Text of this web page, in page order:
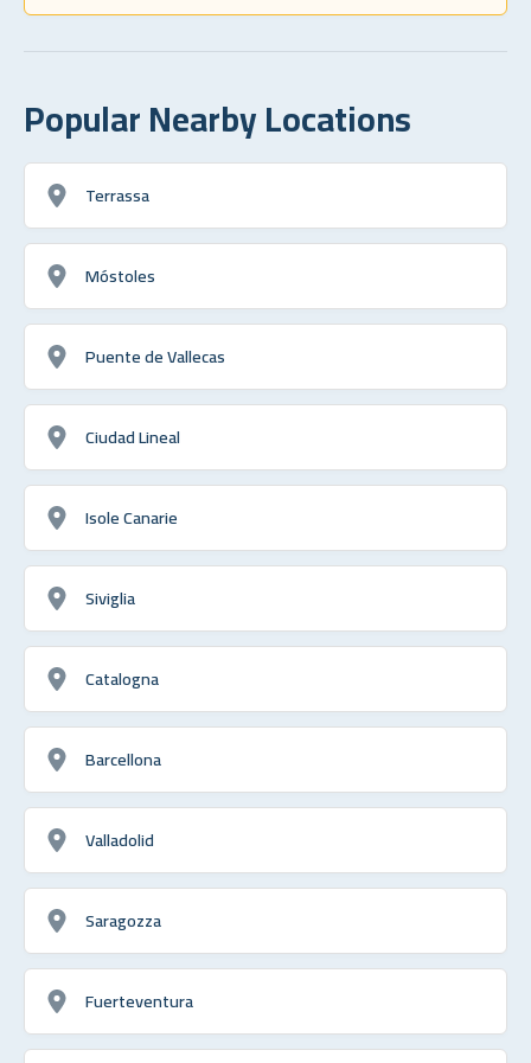
Popular Nearby Locations
Terrassa
Móstoles
Puente de Vallecas
Ciudad Lineal
Isole Canarie
Siviglia
Catalogna
Barcellona
Valladolid
Saragozza
Fuerteventura